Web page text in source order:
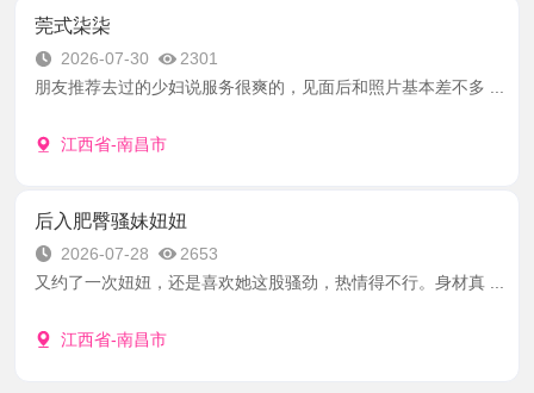
莞式柒柒
2026-07-30
2301
朋友推荐去过的少妇说服务很爽的，见面后和照片基本差不多 ...
江西省-南昌市
后入肥臀骚妹妞妞
2026-07-28
2653
又约了一次妞妞，还是喜欢她这股骚劲，热情得不行。身材真 ...
江西省-南昌市